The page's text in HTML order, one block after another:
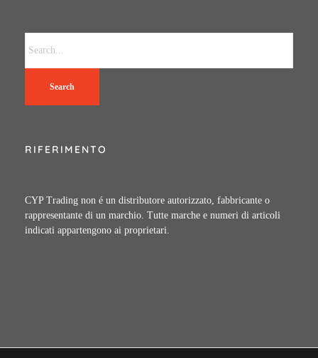
Search
RIFERIMENTO
CYP Trading non é un distributore autorizzato, fabbricante o
rappresentante di un marchio. Tutte marche e numeri di articoli
indicati appartengono ai proprietari.